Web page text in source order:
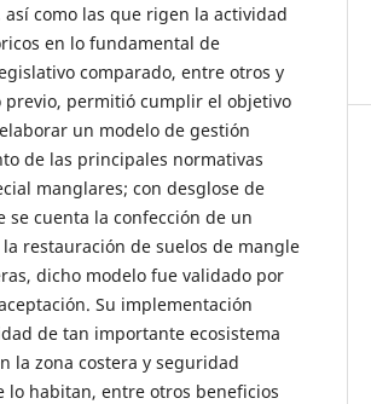
como las que rigen la actividad
en lo fundamental de
comparado, entre otros y
permitió cumplir el objetivo
un modelo de gestión
de las principales normativas
manglares; con desglose de
cuenta la confección de un
restauración de suelos de mangle
dicho modelo fue validado por
Su implementación
de tan importante ecosistema
la zona costera y seguridad
habitan, entre otros beneficios